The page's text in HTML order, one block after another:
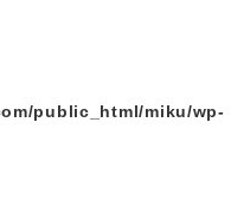
public_html/miku/wp-